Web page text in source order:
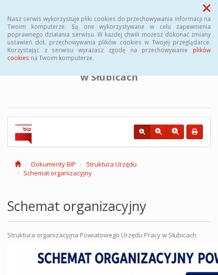
Nasz serwis wykorzystuje pliki cookies do przechowywania informacji na
Twoim komputerze. Są one wykorzystywane w celu zapewnienia
poprawnego działania serwisu. W każdej chwili możesz dokonać zmiany
ustawień dot. przechowywania plików cookies w Twojej przeglądarce.
Korzystając z serwisu wyrażasz zgodę na przechowywanie plików
cookies na Twoim komputerze.
Menu
BIULETYN INFORMACJI PUBLICZNEJ
Powiatowego Urzędu Pracy
w Słubicach
Dokumenty BIP
Struktura Urzędu
Schemat organizacyjny
Schemat organizacyjny
Struktura organizacyjna Powiatowego Urzędu Pracy w Słubicach